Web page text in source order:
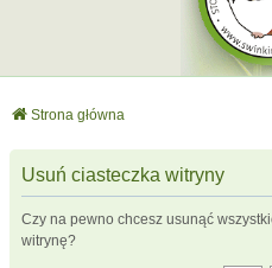
Strona główna
Usuń ciasteczka witryny
Czy na pewno chcesz usunąć
witrynę?